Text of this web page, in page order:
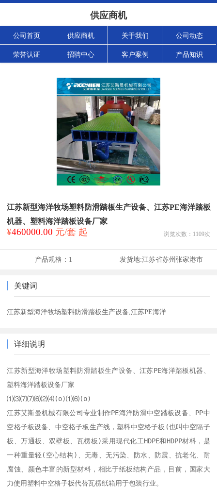
供应商机
公司首页 供应商机 关于我们 公司动态
荣誉认证 招聘中心 客户案例 产品知识
江苏新型海洋牧场塑料防滑踏板生产设备、江苏PE海洋踏板
机器、塑料海洋踏板设备厂家
¥460000.00 元/套 起 浏览次数： 1109次
产品规格： 1 发货地:江苏省苏州张家港市
关键词
江苏新型海洋牧场塑料防滑踏板生产设备,江苏PE海洋
详细说明
江苏新型海洋牧场塑料防滑踏板生产设备、江苏PE海洋踏板机器、
塑料海洋踏板设备厂家
⑴⑶⑺⑺⑹⑵⑷(o)⑴⑹(o)
江苏艾斯曼机械有限公司专业制作PE海洋防滑中空踏板设备、PP中
空格子板设备、中空格子板生产线，塑料中空格子板(也叫中空隔子
板、万通板、双壁板、瓦楞板)采用现代化工HDPE和HDPP材料，是
一种重量轻(空心结构)、无毒、无污染、防水、防震、抗老化、耐
腐蚀、颜色丰富的新型材料，相比于纸板结构产品，目前，国家大
力使用塑料中空格子板代替瓦楞纸箱用于包装行业。